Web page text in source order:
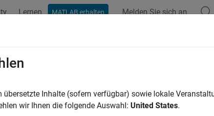
Lernen MATLAB erhalten Melden Sie sich an
nach
übersetzte Inhalte (sofern verfügbar) sowie lokale
wir Ihnen die folgende Auswahl: United States.